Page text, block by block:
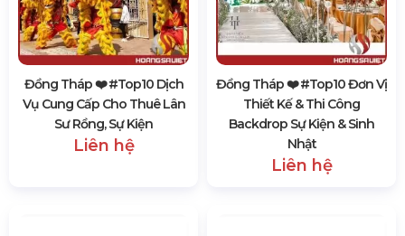
Đồng Tháp ❤️️ #top10 Dịch
Vụ Cung Cấp Cho Thuê Lân
Sư Rồng, Sự Kiện
Liên hệ
Đồng Tháp ❤️️ #top10 Đơn Vị
Thiết Kế & Thi Công
Backdrop Sự Kiện & Sinh
Nhật
Liên hệ